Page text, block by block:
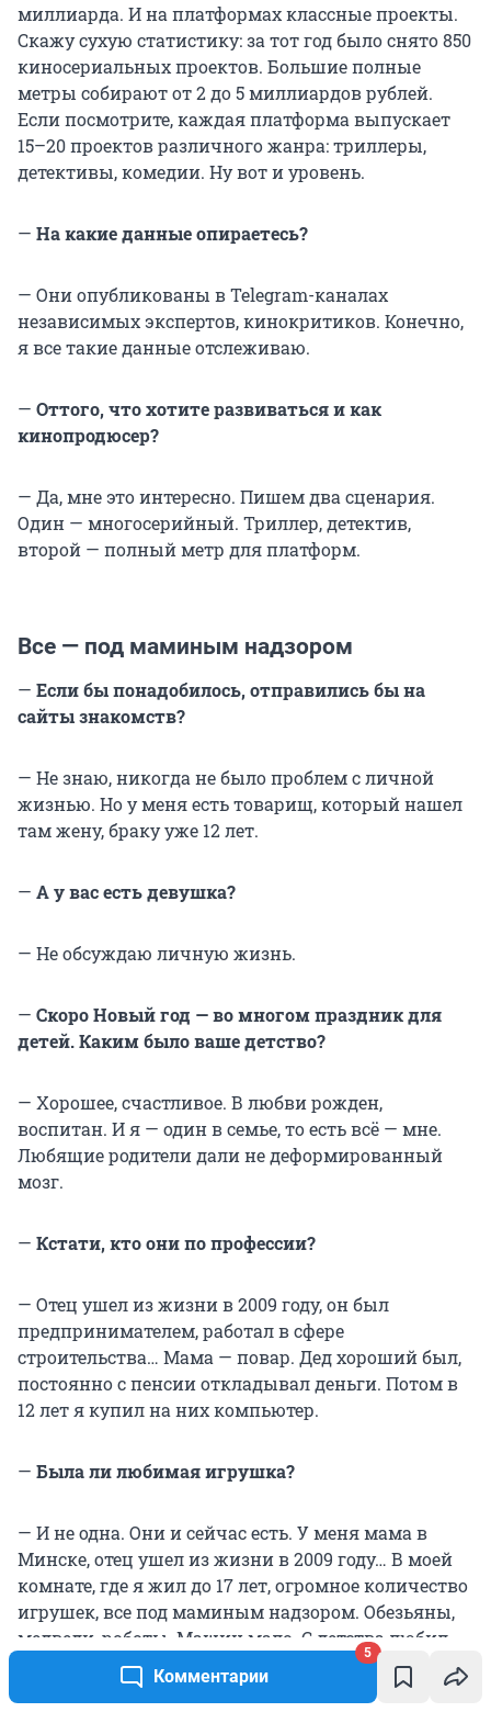
Комментарии
5
миллиарда. И на платформах классные проекты.
Скажу сухую статистику: за тот год было снято 850
киносериальных проектов. Большие полные
метры собирают от 2 до 5 миллиардов рублей.
Если посмотрите, каждая платформа выпускает
15–20 проектов различного жанра: триллеры,
детективы, комедии. Ну вот и уровень.
— На какие данные опираетесь?
— Они опубликованы в Telegram-каналах
независимых экспертов, кинокритиков. Конечно,
я все такие данные отслеживаю.
— Оттого, что хотите развиваться и как
кинопродюсер?
— Да, мне это интересно. Пишем два сценария.
Один — многосерийный. Триллер, детектив,
второй — полный метр для платформ.
Все — под маминым надзором
— Если бы понадобилось, отправились бы на
сайты знакомств?
— Не знаю, никогда не было проблем с личной
жизнью. Но у меня есть товарищ, который нашел
там жену, браку уже 12 лет.
— А у вас есть девушка?
— Не обсуждаю личную жизнь.
— Скоро Новый год — во многом праздник для
детей. Каким было ваше детство?
— Хорошее, счастливое. В любви рожден,
воспитан. И я — один в семье, то есть всё — мне.
Любящие родители дали не деформированный
мозг.
— Кстати, кто они по профессии?
— Отец ушел из жизни в 2009 году, он был
предпринимателем, работал в сфере
строительства… Мама — повар. Дед хороший был,
постоянно с пенсии откладывал деньги. Потом в
12 лет я купил на них компьютер.
— Была ли любимая игрушка?
— И не одна. Они и сейчас есть. У меня мама в
Минске, отец ушел из жизни в 2009 году… В моей
комнате, где я жил до 17 лет, огромное количество
игрушек, все под маминым надзором. Обезьяны,
медведи, роботы. Машин мало. С детства любил
сидеть на заднем сиденье, водить не люблю. Еще
есть фишки, такие круглые, как монеты, только из